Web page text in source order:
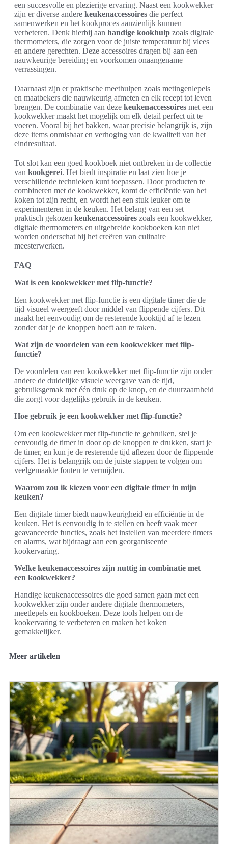
een succesvolle en plezierige ervaring. Naast een kookwekker
zijn er diverse andere keukenaccessoires die perfect
samenwerken en het kookproces aanzienlijk kunnen
verbeteren. Denk hierbij aan handige kookhulp zoals digitale
thermometers, die zorgen voor de juiste temperatuur bij vlees
en andere gerechten. Deze accessoires dragen bij aan een
nauwkeurige bereiding en voorkomen onaangename
verrassingen.
Daarnaast zijn er praktische meethulpen zoals metingenlepels
en maatbekers die nauwkeurig afmeten en elk recept tot leven
brengen. De combinatie van deze keukenaccessoires met een
kookwekker maakt het mogelijk om elk detail perfect uit te
voeren. Vooral bij het bakken, waar precisie belangrijk is, zijn
deze items onmisbaar en verhoging van de kwaliteit van het
eindresultaat.
Tot slot kan een goed kookboek niet ontbreken in de collectie
van kookgerei. Het biedt inspiratie en laat zien hoe je
verschillende technieken kunt toepassen. Door producten te
combineren met de kookwekker, komt de efficiëntie van het
koken tot zijn recht, en wordt het een stuk leuker om te
experimenteren in de keuken. Het belang van een set
praktisch gekozen keukenaccessoires zoals een kookwekker,
digitale thermometers en uitgebreide kookboeken kan niet
worden onderschat bij het creëren van culinaire
meesterwerken.
FAQ
Wat is een kookwekker met flip-functie?
Een kookwekker met flip-functie is een digitale timer die de
tijd visueel weergeeft door middel van flippende cijfers. Dit
maakt het eenvoudig om de resterende kooktijd af te lezen
zonder dat je de knoppen hoeft aan te raken.
Wat zijn de voordelen van een kookwekker met flip-
functie?
De voordelen van een kookwekker met flip-functie zijn onder
andere de duidelijke visuele weergave van de tijd,
gebruiksgemak met één druk op de knop, en de duurzaamheid
die zorgt voor dagelijks gebruik in de keuken.
Hoe gebruik je een kookwekker met flip-functie?
Om een kookwekker met flip-functie te gebruiken, stel je
eenvoudig de timer in door op de knoppen te drukken, start je
de timer, en kun je de resterende tijd aflezen door de flippende
cijfers. Het is belangrijk om de juiste stappen te volgen om
veelgemaakte fouten te vermijden.
Waarom zou ik kiezen voor een digitale timer in mijn
keuken?
Een digitale timer biedt nauwkeurigheid en efficiëntie in de
keuken. Het is eenvoudig in te stellen en heeft vaak meer
geavanceerde functies, zoals het instellen van meerdere timers
en alarms, wat bijdraagt aan een georganiseerde
kookervaring.
Welke keukenaccessoires zijn nuttig in combinatie met
een kookwekker?
Handige keukenaccessoires die goed samen gaan met een
kookwekker zijn onder andere digitale thermometers,
meetlepels en kookboeken. Deze tools helpen om de
kookervaring te verbeteren en maken het koken
gemakkelijker.
Meer artikelen